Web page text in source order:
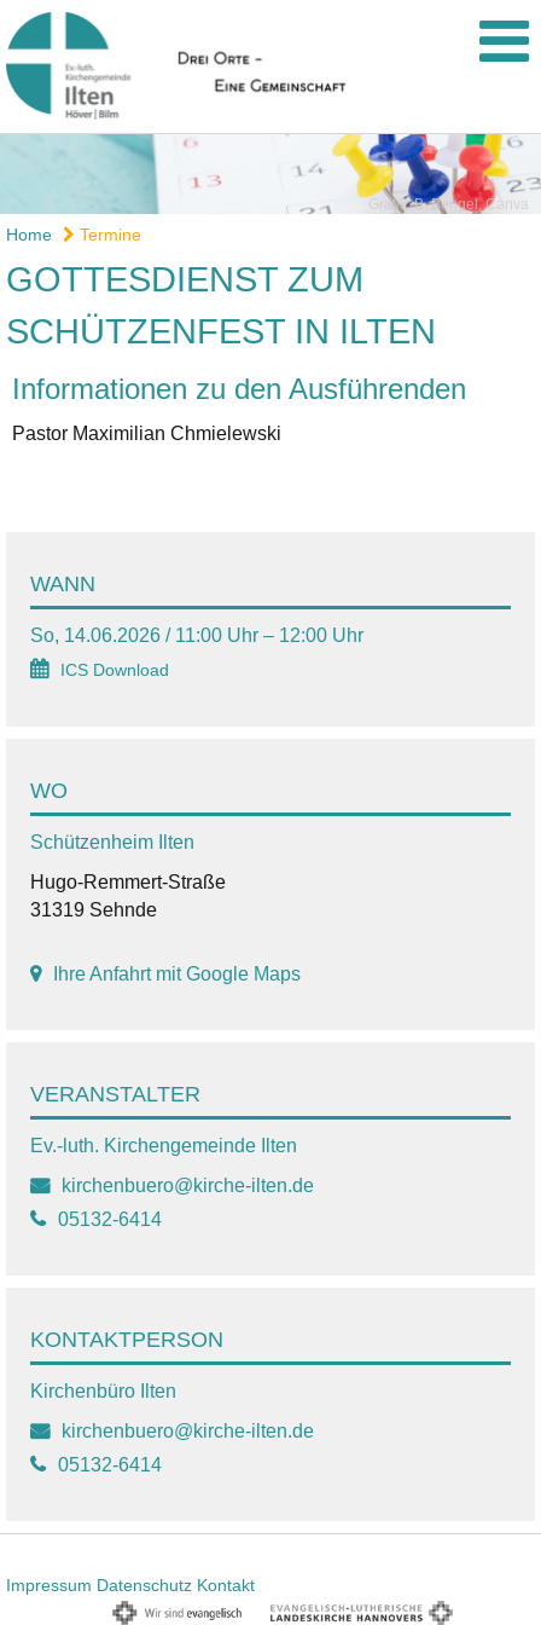
Grafik: B. Bengel, Canva
Home Termine
GOTTESDIENST ZUM
SCHÜTZENFEST IN ILTEN
Informationen zu den Ausführenden
Pastor Maximilian Chmielewski
WANN
So, 14.06.2026 / 11:00 Uhr – 12:00 Uhr
ICS Download
WO
Schützenheim Ilten
Hugo-Remmert-Straße
31319 Sehnde
Ihre Anfahrt mit Google Maps
VERANSTALTER
Ev.-luth. Kirchengemeinde Ilten
kirchenbuero@kirche-ilten.de
05132-6414
KONTAKTPERSON
Kirchenbüro Ilten
kirchenbuero@kirche-ilten.de
05132-6414
Impressum Datenschutz Kontakt